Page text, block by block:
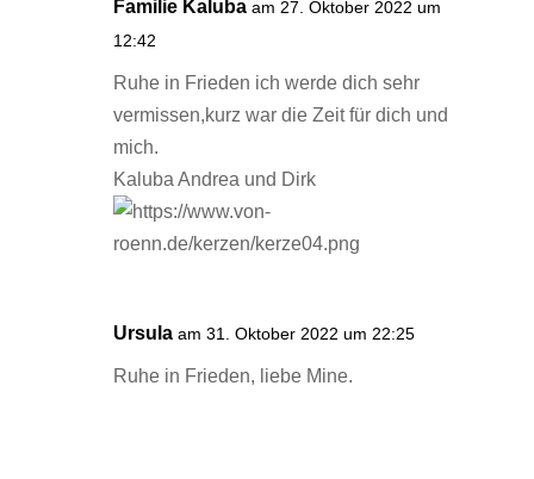
Familie Kaluba am 27. Oktober 2022 um
12:42
Ruhe in Frieden ich werde dich sehr
vermissen,kurz war die Zeit für dich und
mich.
Kaluba Andrea und Dirk
Ursula am 31. Oktober 2022 um 22:25
Ruhe in Frieden, liebe Mine.